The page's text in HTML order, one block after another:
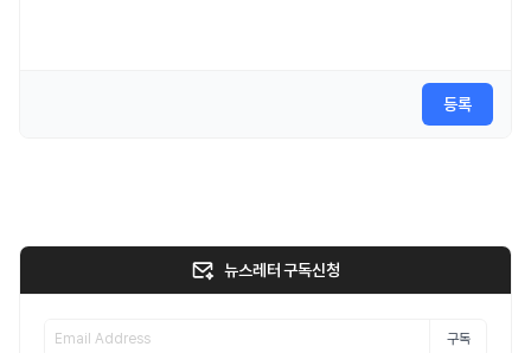
등록
뉴스레터 구독신청
구독